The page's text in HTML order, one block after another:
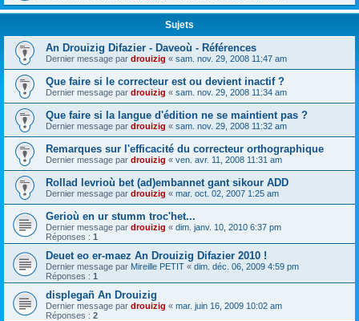
e
r
Sujets
An Drouizig Difazier - Daveoù - Références
Dernier message par drouizig « sam. nov. 29, 2008 11:47 am
Que faire si le correcteur est ou devient inactif ?
Dernier message par drouizig « sam. nov. 29, 2008 11:34 am
Que faire si la langue d'édition ne se maintient pas ?
Dernier message par drouizig « sam. nov. 29, 2008 11:32 am
Remarques sur l'efficacité du correcteur orthographique
Dernier message par drouizig « ven. avr. 11, 2008 11:31 am
Rollad levrioù bet (ad)embannet gant sikour ADD
Dernier message par drouizig « mar. oct. 02, 2007 1:25 am
Gerioù en ur stumm troc'het...
Dernier message par drouizig « dim. janv. 10, 2010 6:37 pm
Réponses : 1
Deuet eo er-maez An Drouizig Difazier 2010 !
Dernier message par Mireille PETIT « dim. déc. 06, 2009 4:59 pm
Réponses : 1
displegañ An Drouizig
Dernier message par drouizig « mar. juin 16, 2009 10:02 am
Réponses : 2